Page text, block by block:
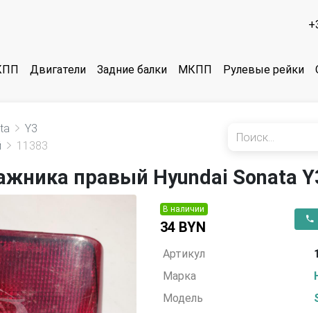
Двигатели Задние балки МКПП Рулевые рейки
Y3
11383
правый Hyundai Sonata
В наличии
34 BYN
Артикул
Марка
Модель